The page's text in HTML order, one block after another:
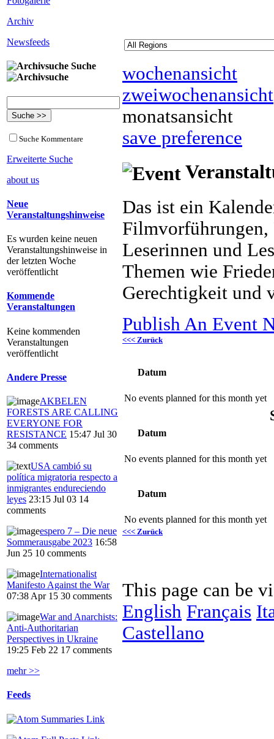
Archiv
Newsfeeds
Suche
Suche Kommentare
Erweiterte Suche
about us
Neue
Veranstaltungshinweise
Es wurden keine neuen
Veranstaltungshinweise in
der letzten Woche
veröffentlicht
Kommende
Veranstaltungen
Keine kommenden
Veranstaltungen
veröffentlicht
Andere Presse
AKBELEN
FORESTS ARE CALLING
EVERYONE FOR
RESISTANCE 15:47 Jul 30
34 comments
USA cambió su
política migratoria respecto a
inmigrantes endureciendo
leyes 23:15 Jul 03 14
comments
espero 7 – Die neue
Sommerausgabe 2023 16:58
Jun 25 10 comments
Internationalist
Manifesto Against the War
07:38 Apr 15 30 comments
War and Anarchists:
Anti-Authoritarian
Perspectives in Ukraine
19:25 Feb 22 17 comments
mehr >>
Feeds
wochenansicht
zweiwochenansicht
monatsansicht
save preference
Das ist ein
Filmvorführungen,
Leserinnen und
Themen wie
Gerechtigkeit und
Publish An Event
<<< Zurück
Datum
No events planned for this month yet
Datum
No events planned for this month yet
Datum
No events planned for this month yet
<<< Zurück
This page can be
English Français
Castellano